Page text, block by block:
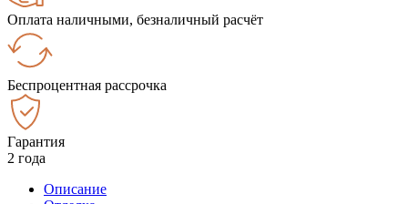
Оплата наличными, безналичный расчёт
Беспроцентная рассрочка
Гарантия
2 года
Описание